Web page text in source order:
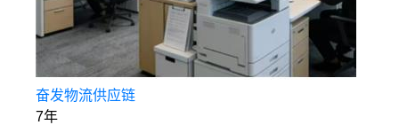
奋发物流供应链
7年